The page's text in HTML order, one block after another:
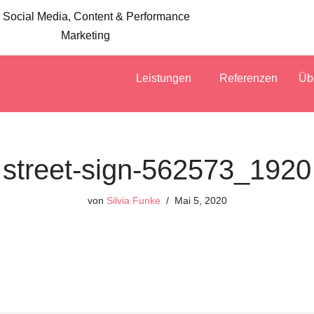
Social Media, Content & Performance
Marketing
Leistungen Referenzen
street-sign-562573_1920
von Silvia Funke Mai 5, 2020